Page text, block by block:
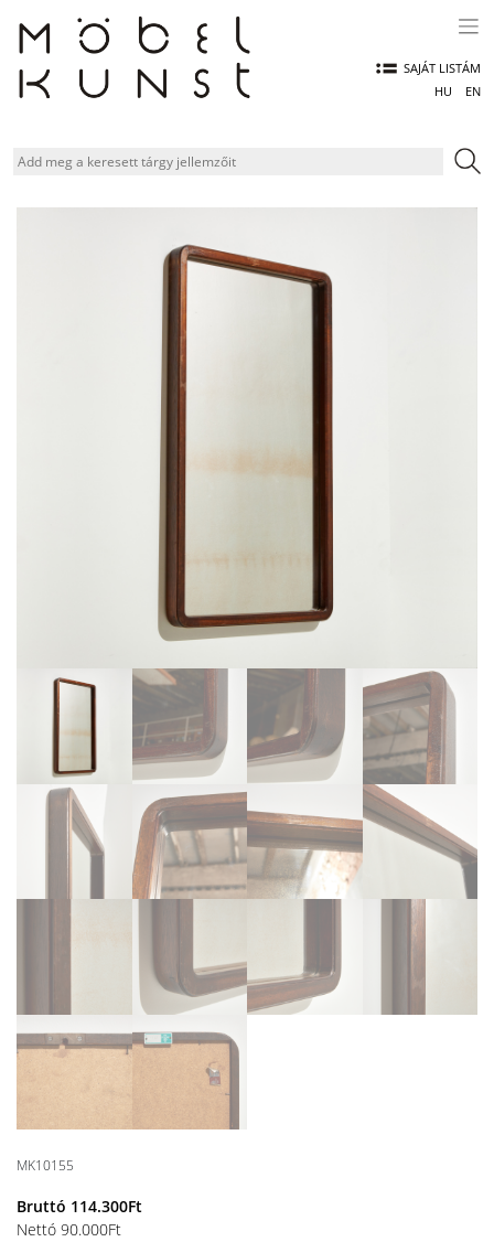
content
SAJÁT LISTÁM
HU
EN
MK10155
Bruttó 114.300Ft
Nettó 90.000Ft